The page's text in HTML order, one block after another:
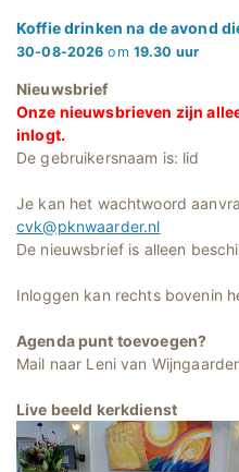
Koffie drinken na de avond
30-08-2026 om 19.30 uur
Nieuwsbrief
Onze nieuwsbrieven zijn
inlogt.
De gebruikersnaam is: lid
Je kan het wachtwoord
cvk@pknwaarder.nl
De nieuwsbrief is alleen
Inloggen kan rechts bovenin
Agenda punt toevoegen?
Mail naar Leni van
Live beeld kerkdienst